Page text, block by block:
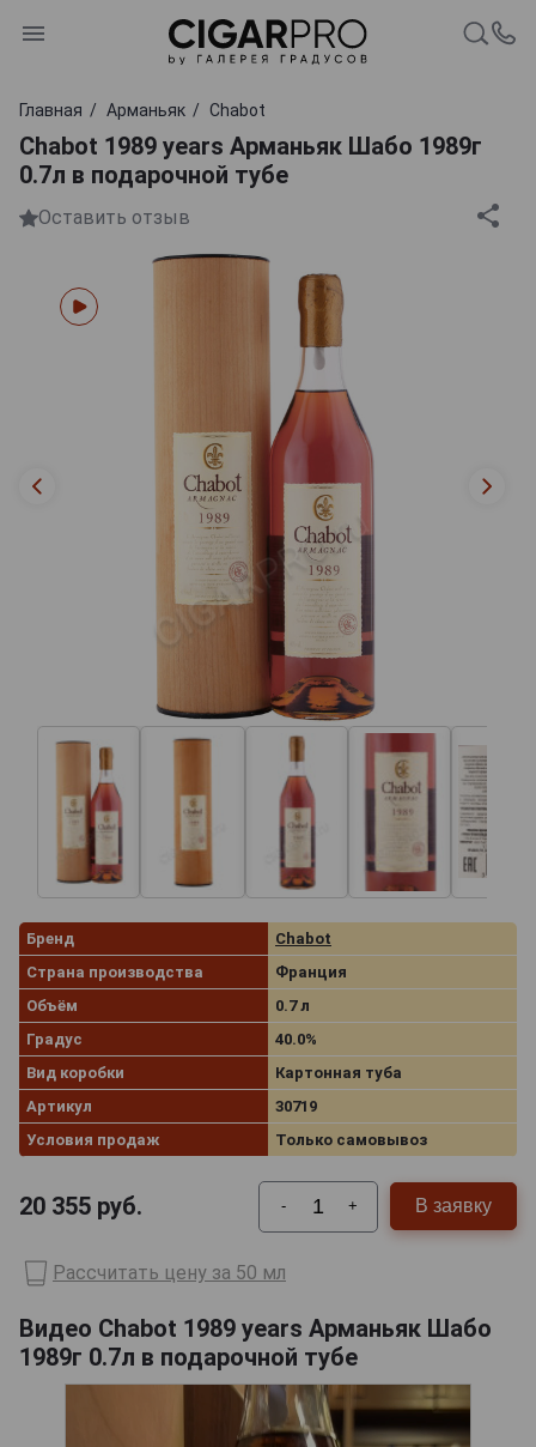
Главная Арманьяк Chabot
Chabot 1989 years Арманьяк Шабо 1989г
0.7л в подарочной тубе
Оставить отзыв
Бренд
Chabot
Страна производства
Франция
Объём
0.7 л
Градус
40.0%
Вид коробки
Картонная туба
Артикул
30719
Условия продаж
Только самовывоз
20 355 руб. - + В заявку
Рассчитать цену за 50 мл
Видео Chabot 1989 years Арманьяк Шабо
1989г 0.7л в подарочной тубе